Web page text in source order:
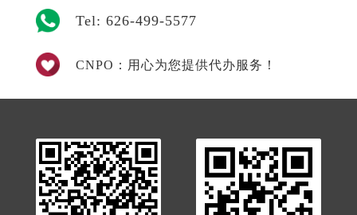
Tel: 626-499-5577
CNPO：用心为您提供代办服务！